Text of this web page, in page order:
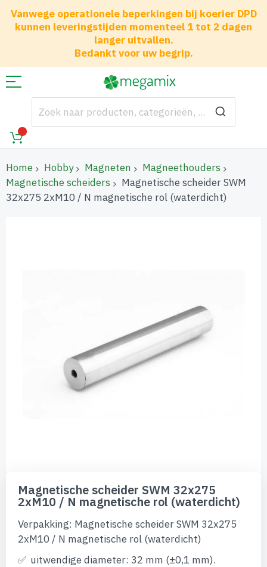
Vanwege operationele beperkingen bij koerier DPD
kunnen leveringstijden momenteel 1 tot 2 dagen
langer uitvallen.
Bedankt voor uw begrip.
Home Hobby Magneten
Magneethouders
Magnetische scheiders
Magnetische scheider SWM
32x275 2xM10 / N magnetische rol (waterdicht)
naar
begin
afbeeldingen-
Magnetische scheider SWM 32x275
2xM10 / N magnetische rol (waterdicht)
Verpakking: Magnetische scheider SWM 32x275
2xM10 / N magnetische rol (waterdicht)
uitwendige diameter: 32 mm (±0,1 mm).